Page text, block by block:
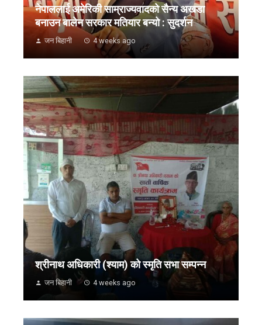
नेपाललाई अमेरिकी साम्राज्यवादको सैन्य अखडा
बनाउन बालेन सरकार मतियार बन्यो : सुदर्शन
जन बिहानी 4 weeks ago
श्रीनाथ अधिकारी (श्याम) को स्मृति सभा सम्पन्न
जन बिहानी 4 weeks ago